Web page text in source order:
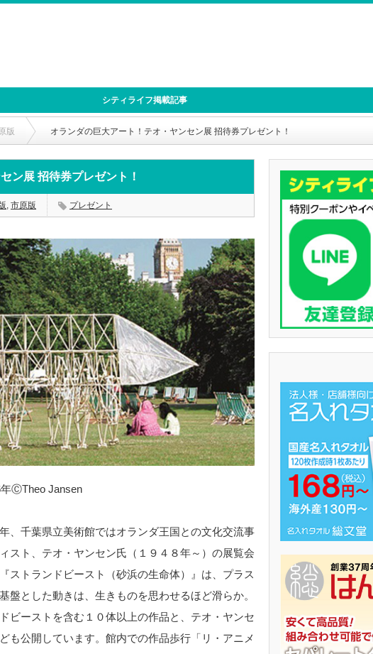
シティライフ掲載記事
版 オランダの巨大アート！テオ・ヤンセン展 招待券プレゼント！
ン展 招待券プレゼント！
, 市原版 プレゼント
ⒸTheo Jansen
、千葉県立美術館ではオランダ王国との文化交流事
スト、テオ・ヤンセン氏（１９４８年～）の展覧会
ストランドビースト（砂浜の生命体）』は、プラス
盤とした動きは、生きものを思わせるほど滑らか。
ビーストを含む１０体以上の作品と、テオ・ヤンセ
も公開しています。館内での作品歩行「リ・アニメ